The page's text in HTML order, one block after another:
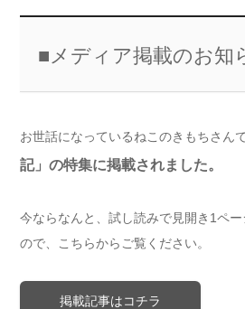
■メディア掲載のお知
お世話になっているねこのきもちさん
記」の特集に掲載されました。
今ならなんと、試し読みで見開き1ペ
ので、こちらからご覧ください。
掲載記事はコチラ